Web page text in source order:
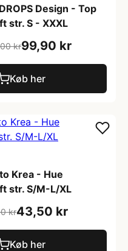
Design - Top
str. S - XXXL
kr99,90 kr
Køb her
Krea - Hue
str. S/M-L/XL
kr43,50 kr
Køb her